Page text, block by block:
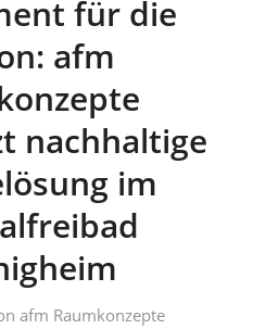
für die
afm
nachhaltige
im
afm Raumkonzepte